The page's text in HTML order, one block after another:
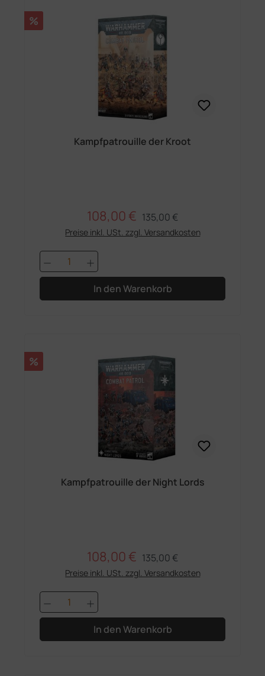
Rabatt
%
Kampfpatrouille der Kroot
Verkaufspreis:
108,00 € Regulärer Preis:
135,00 €
Preise inkl. USt. zzgl. Versandkosten
Produkt Anzahl: Gib den
In den Warenkorb
Rabatt
%
Kampfpatrouille der Night Lords
Verkaufspreis:
108,00 € Regulärer Preis:
135,00 €
Preise inkl. USt. zzgl. Versandkosten
Produkt Anzahl: Gib den
In den Warenkorb